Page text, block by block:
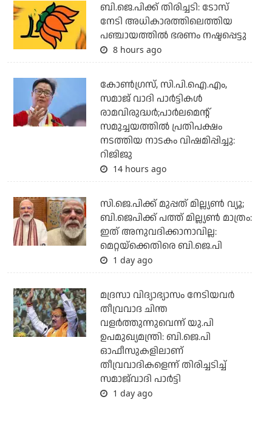
ബി.ജെ.പിക്ക് തിരിച്ചടി: ടോസ്
നേടി അധികാരത്തിലെത്തിയ
പഞ്ചായത്തില്‍ ഭരണം നഷ്ടപ്പെട്ടു
8 hours ago
കോണ്‍ഗ്രസ്, സി.പി.ഐ.എം,
സമാജ് വാദി പാര്‍ട്ടികള്‍
രാമവിരുദ്ധര്‍;പാര്‍ലമെന്റ്
സമുച്ചയത്തില്‍ പ്രതിപക്ഷം
നടത്തിയ നാടകം വിഷമിപ്പിച്ചു:
റിജിജു
14 hours ago
സി.ജെ.പിക്ക് മുപ്പത് മില്ല്യണ്‍ വ്യൂ;
ബി.ജെപിക്ക് പത്ത് മില്ല്യണ്‍ മാത്രം:
ഇത് അനുവദിക്കാനാവില്ല:
മെറ്റയ്‌ക്കെതിരെ ബി.ജെ.പി
1 day ago
മദ്രസാ വിദ്യാഭ്യാസം നേടിയവര്‍
തീവ്രവാദ ചിന്ത
വളര്‍ത്തുന്നുവെന്ന് യു.പി
ഉപമുഖ്യമന്ത്രി: ബി.ജെ.പി
ഓഫീസുകളിലാണ്
തീവ്രവാദികളെന്ന് തിരിച്ചടിച്ച്
സമാജ്‌വാദി പാര്‍ട്ടി
1 day ago